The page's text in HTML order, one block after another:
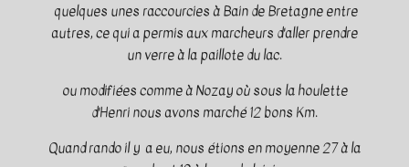
quelques unes raccourcies à Bain de Bretagne entre
autres, ce qui a permis aux marcheurs d'aller prendre
un verre à la paillote du lac.
ou modifiées comme à Nozay où sous la houlette
d'Henri nous avons marché 12 bons Km.
Quand rando il y a eu, nous étions en moyenne 27 à la